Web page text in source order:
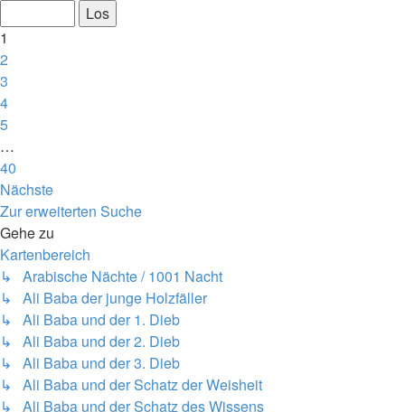
1
2
3
4
5
…
40
Nächste
Zur erweiterten Suche
Gehe zu
Kartenbereich
↳ Arabische Nächte / 1001 Nacht
↳ Ali Baba der junge Holzfäller
↳ Ali Baba und der 1. Dieb
↳ Ali Baba und der 2. Dieb
↳ Ali Baba und der 3. Dieb
↳ Ali Baba und der Schatz der Weisheit
↳ Ali Baba und der Schatz des Wissens